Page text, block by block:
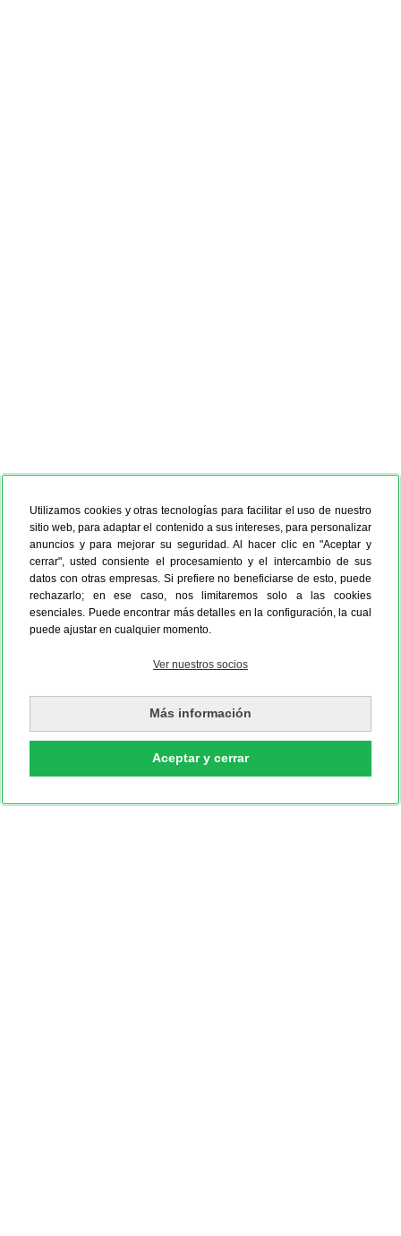
Utilizamos cookies y otras tecnologías para facilitar el uso de nuestro
sitio web, para adaptar el contenido a sus intereses, para personalizar
anuncios y para mejorar su seguridad. Al hacer clic en "Aceptar y
cerrar", usted consiente el procesamiento y el intercambio de sus
datos con otras empresas. Si prefiere no beneficiarse de esto, puede
rechazarlo; en ese caso, nos limitaremos solo a las cookies
esenciales. Puede encontrar más detalles en la configuración, la cual
puede ajustar en cualquier momento.
Ver nuestros socios
Más información
Aceptar y cerrar